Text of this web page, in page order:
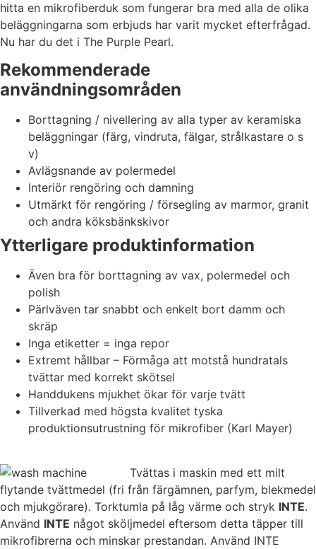
hitta en mikrofiberduk som fungerar bra med alla de olika
beläggningarna som erbjuds har varit mycket efterfrågad.
Nu har du det i The Purple Pearl.
Rekommenderade
användningsområden
Borttagning / nivellering av alla typer av keramiska
beläggningar (färg, vindruta, fälgar, strålkastare o s
v)
Avlägsnande av polermedel
Interiör rengöring och damning
Utmärkt för rengöring / försegling av marmor, granit
och andra köksbänkskivor
Ytterligare produktinformation
Även bra för borttagning av vax, polermedel och
polish
Pärlväven tar snabbt och enkelt bort damm och
skräp
Inga etiketter = inga repor
Extremt hållbar – Förmåga att motstå hundratals
tvättar med korrekt skötsel
Handdukens mjukhet ökar för varje tvätt
Tillverkad med högsta kvalitet tyska
produktionsutrustning för mikrofiber (Karl Mayer)
Tvättas i maskin med ett milt
flytande tvättmedel (fri från färgämnen, parfym, blekmedel
och mjukgörare). Torktumla på låg värme och stryk INTE.
Använd INTE något sköljmedel eftersom detta täpper till
mikrofibrerna och minskar prestandan. Använd INTE
förbättra
hemsidans
funktionalitet
och
uppbyggnad,
baserat på
hur hemsidan
Upplevelse
För att vår
hemsida ska
prestera så
bra som
möjligt under
ditt besök.
Om du nekar
de här
kakorna
kommer viss
funktionalitet
att försvinna
från
hemsidan.
Marknadsföring
Genom att dela
med dig av dina
surfar ökar du
chansen att få se
personligt
anpassat innehåll
och erbjudanden.